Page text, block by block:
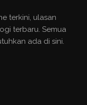
terkini, ulasan
terbaru. Semua
ada di sini.